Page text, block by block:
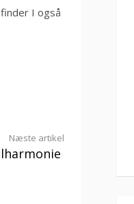
I også
Næste artikel